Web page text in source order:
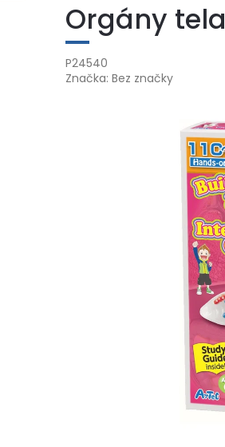
Orgány tela
P24540
Značka: Bez značky